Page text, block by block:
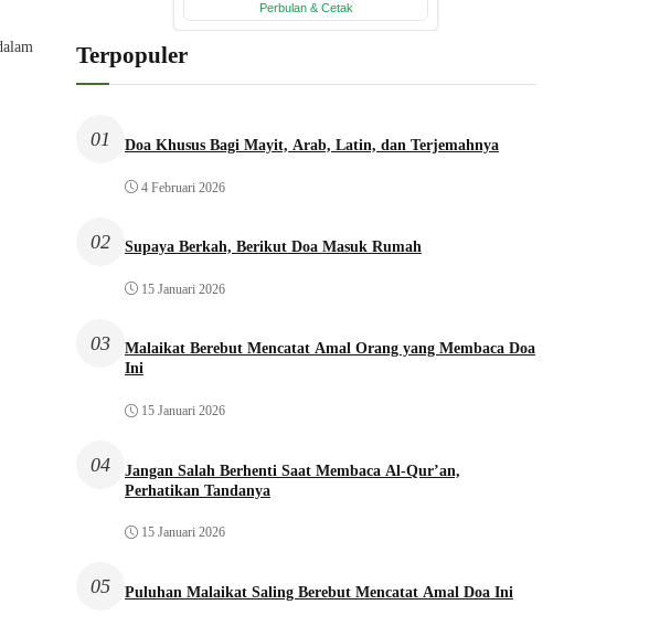
Terpopuler
01 Doa Khusus Bagi Mayit, Arab, Latin, dan Terjemahnya
4 Februari 2026
02 Supaya Berkah, Berikut Doa Masuk Rumah
15 Januari 2026
03
Malaikat Berebut Mencatat Amal Orang yang Membaca Doa
Ini
15 Januari 2026
04
Jangan Salah Berhenti Saat Membaca Al-Qur’an,
Perhatikan Tandanya
15 Januari 2026
05 Puluhan Malaikat Saling Berebut Mencatat Amal Doa Ini